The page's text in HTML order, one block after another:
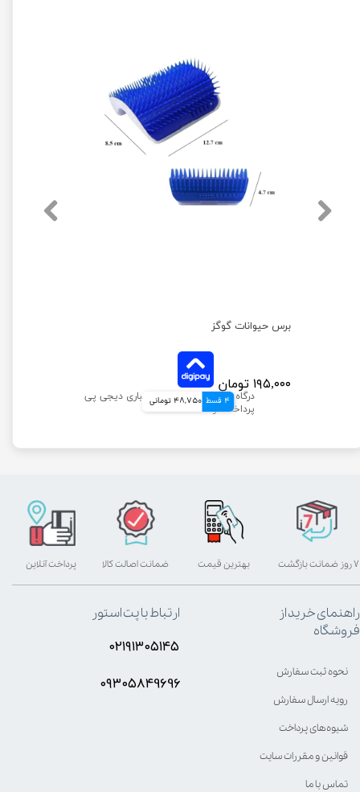
برس حیوانات گوگز
۱۹۵,۰۰۰ تومان
4 قسط 48,750 تومانی
بهترین قیمت پرداخت آنلاین ۷ روز ضمانت بازگشت ضمانت اصالت کالا
راهنمای خرید از
فروشگاه
نحوه ثبت سفارش
رویه ارسال سفارش
شیوه‌های پرداخت
قوانین و مقررات سایت
تماس با ما
ارتباط با پت استور
۰۲۱۹۱۳۰۵۱۴۵
۰۹۳۰۵8۴9696